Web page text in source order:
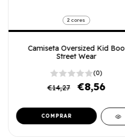
2 cores
Camiseta Oversized Kid Boo
Street Wear
(0)
€14,27 €8,56
COMPRAR